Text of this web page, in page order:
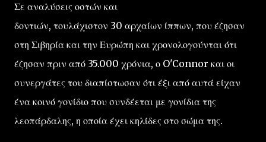
Σε αναλύσεις οστών και
δοντιών, τουλάχιστον 30 αρχαίων ίππων, που έζησαν
στη Σιβηρία και την Ευρώπη και χρονολογούνται ότι
έζησαν πριν από 35.000 χρόνια, ο O'Connor και οι
συνεργάτες του διαπίστωσαν ότι έξι από αυτά είχαν
ένα κοινό γονίδιο που συνδέεται με γονίδια της
λεοπάρδαλης, η οποία έχει κηλίδες στο σώμα της.